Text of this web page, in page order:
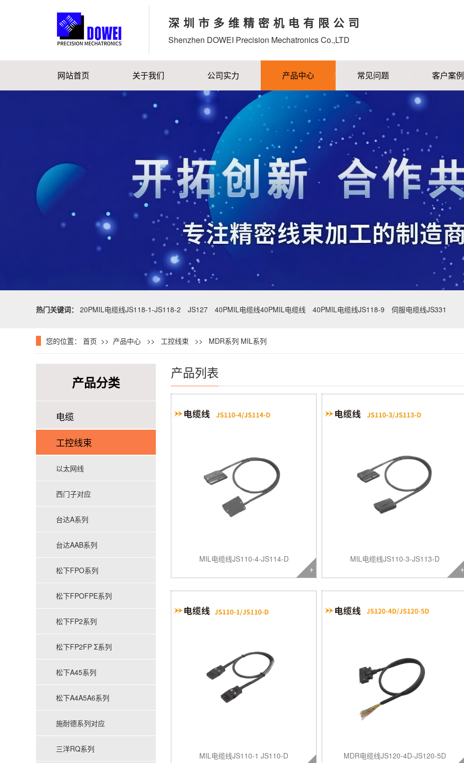
深圳市多维精密机电有限公司
Shenzhen DOWEI Precision Mechatronics Co.,LTD
网站首页 关于我们 公司实力 产品中心 常见问题 客户案例
热门关键词： 20PMIL电缆线JS118-1-JS118-2 JS127 40PMIL电缆线40PMIL电缆线 40PMIL电缆线JS118-9 伺服电缆线JS331
您的位置： 首页 >> 产品中心 >> 工控线束 >> MDR系列 MIL系列
产品分类
电缆
工控线束
以太网线
西门子对应
台达A系列
台达AAB系列
松下FPO系列
松下FPOFPE系列
松下FP2系列
松下FP2FP Σ系列
松下A45系列
松下A4A5A6系列
施耐德系列对应
三洋RQ系列
产品列表
MIL电缆线JS110-4-JS114-D MIL电缆线JS110-3-JS113-D
MIL电缆线JS110-1 JS110-D MDR电缆线JS120-4D-JS120-5D